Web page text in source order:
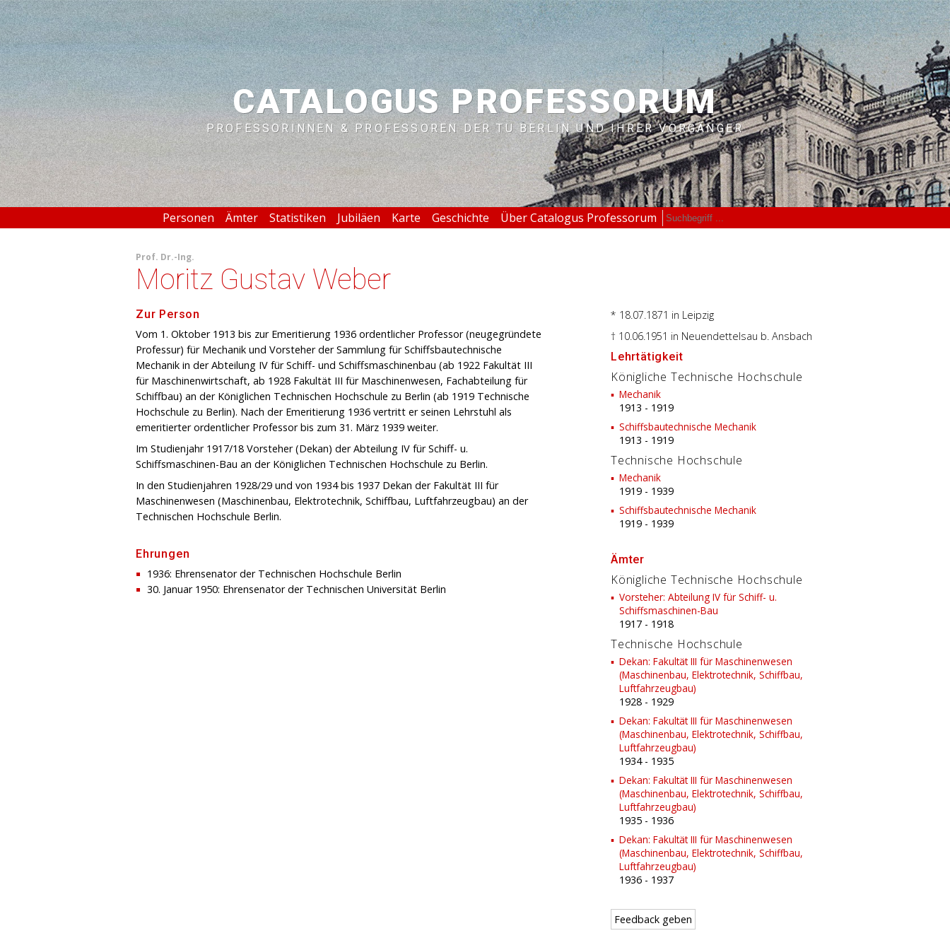
CATALOGUS PROFESSORUM
PROFESSORINNEN & PROFESSOREN DER TU BERLIN UND IHRER VORGÄNGER
Personen Ämter Statistiken Jubiläen Karte Geschichte Über Catalogus Professorum
Prof. Dr.-Ing.
Moritz Gustav Weber
Zur Person
Vom 1. Oktober 1913 bis zur Emeritierung 1936 ordentlicher Professor (neugegründete
Professur) für Mechanik und Vorsteher der Sammlung für Schiffsbautechnische
Mechanik in der Abteilung IV für Schiff- und Schiffsmaschinenbau (ab 1922 Fakultät III
für Maschinenwirtschaft, ab 1928 Fakultät III für Maschinenwesen, Fachabteilung für
Schiffbau) an der Königlichen Technischen Hochschule zu Berlin (ab 1919 Technische
Hochschule zu Berlin). Nach der Emeritierung 1936 vertritt er seinen Lehrstuhl als
emeritierter ordentlicher Professor bis zum 31. März 1939 weiter.
Im Studienjahr 1917/18 Vorsteher (Dekan) der Abteilung IV für Schiff- u.
Schiffsmaschinen-Bau an der Königlichen Technischen Hochschule zu Berlin.
In den Studienjahren 1928/29 und von 1934 bis 1937 Dekan der Fakultät III für
Maschinenwesen (Maschinenbau, Elektrotechnik, Schiffbau, Luftfahrzeugbau) an der
Technischen Hochschule Berlin.
Ehrungen
1936: Ehrensenator der Technischen Hochschule Berlin
30. Januar 1950: Ehrensenator der Technischen Universität Berlin
* 18.07.1871 in Leipzig
† 10.06.1951 in Neuendettelsau b. Ansbach
Lehrtätigkeit
Königliche Technische Hochschule
Mechanik
1913 - 1919
Schiffsbautechnische Mechanik
1913 - 1919
Technische Hochschule
Mechanik
1919 - 1939
Schiffsbautechnische Mechanik
1919 - 1939
Ämter
Königliche Technische Hochschule
Vorsteher: Abteilung IV für Schiff- u.
Schiffsmaschinen-Bau
1917 - 1918
Technische Hochschule
Dekan: Fakultät III für Maschinenwesen
(Maschinenbau, Elektrotechnik, Schiffbau,
Luftfahrzeugbau)
1928 - 1929
Dekan: Fakultät III für Maschinenwesen
(Maschinenbau, Elektrotechnik, Schiffbau,
Luftfahrzeugbau)
1934- 1935
Dekan: Fakultät III für Maschinenwesen
(Maschinenbau, Elektrotechnik, Schiffbau,
Luftfahrzeugbau)
1935 - 1936
Dekan: Fakultät III für Maschinenwesen
(Maschinenbau, Elektrotechnik, Schiffbau,
Luftfahrzeugbau)
1936 - 1937
Feedback geben